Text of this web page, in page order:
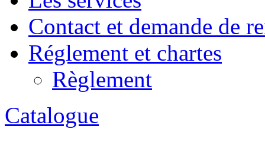
Contact et demande de
Réglement et chartes
Règlement
Catalogue